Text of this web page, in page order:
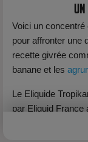
Voici un
pour affronter une
recette givrée
banane et les
Le Eliquide
par Eliquid France